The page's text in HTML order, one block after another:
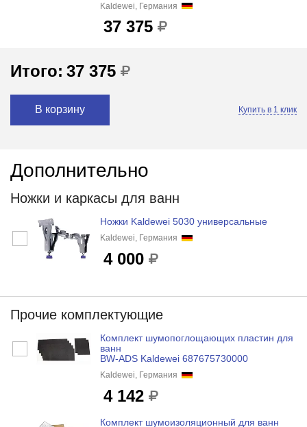
Kaldewei, Германия
37 375
Итого: 37 375
В корзину Купить в 1 клик
Дополнительно
Ножки и каркасы для ванн
Ножки Kaldewei 5030 универсальные
Kaldewei, Германия
4 000
Прочие комплектующие
Комплект шумопоглощающих пластин для
ванн
BW-ADS Kaldewei 687675730000
Kaldewei, Германия
4 142
Комплект шумоизоляционный для ванн